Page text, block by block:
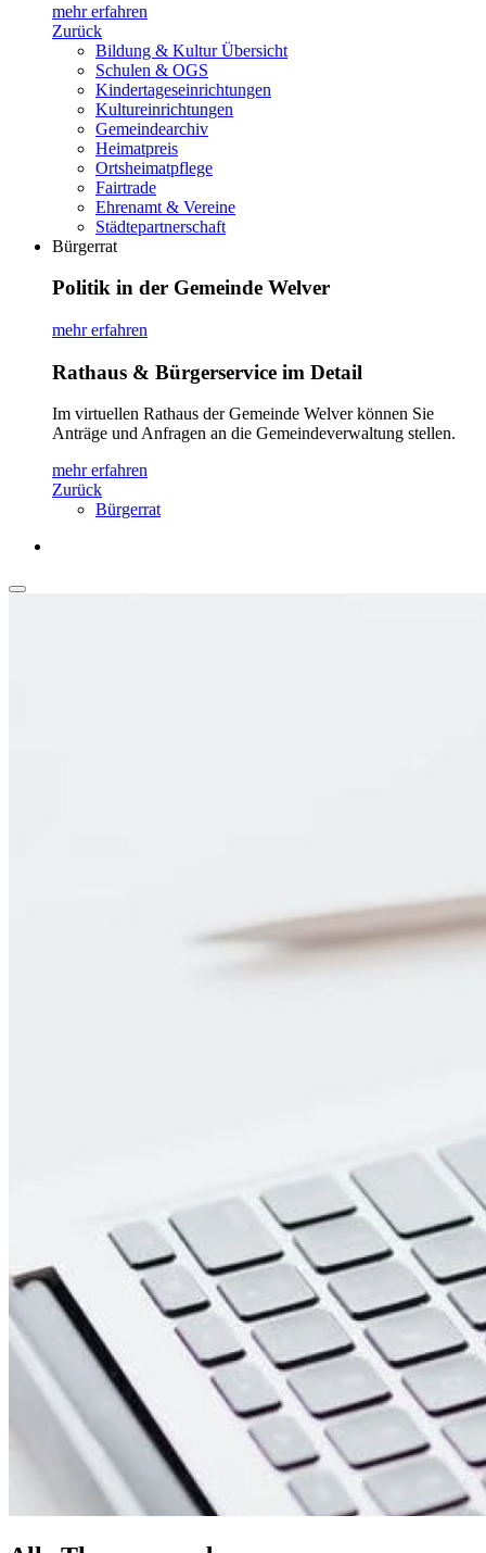
mehr erfahren
Zurück
Bildung & Kultur Übersicht
Schulen & OGS
Kindertageseinrichtungen
Kultureinrichtungen
Gemeindearchiv
Heimatpreis
Ortsheimatpflege
Fairtrade
Ehrenamt & Vereine
Städtepartnerschaft
Bürgerrat
Politik in der Gemeinde Welver
mehr erfahren
Rathaus & Bürgerservice im Detail
Im virtuellen Rathaus der Gemeinde Welver können Sie
Anträge und Anfragen an die Gemeindeverwaltung stellen.
mehr erfahren
Zurück
Bürgerrat